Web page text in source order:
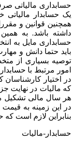
حسابداری مالیاتی
یک حسابدار
همچنین قوانین و
داشته باشد. به
حسابداری مایل به
باید حتما دانش و
توصیه بسیاری از
امور مرتبط با
در اختیار کارشناسان
که مالیات در نهایت
هر سال مالی تشکیل
در این زمینه به
بنابراین لازم است که
حسابدار-مالیات